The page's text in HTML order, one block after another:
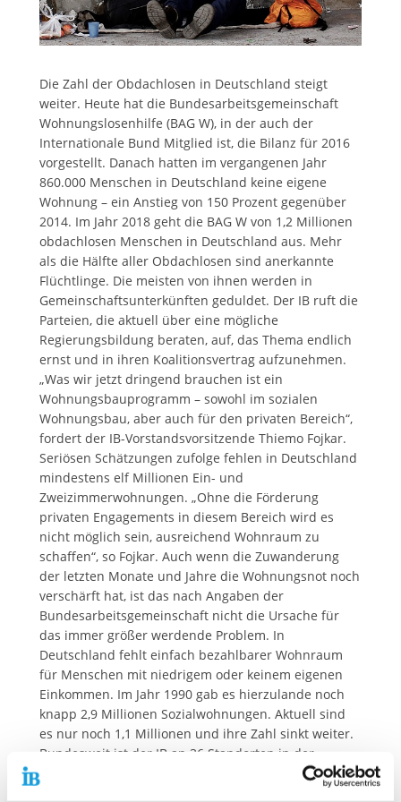
Die Zahl der Obdachlosen in Deutschland steigt
weiter. Heute hat die Bundesarbeitsgemeinschaft
Wohnungslosenhilfe (BAG W), in der auch der
Internationale Bund Mitglied ist, die Bilanz für 2016
vorgestellt. Danach hatten im vergangenen Jahr
860.000 Menschen in Deutschland keine eigene
Wohnung – ein Anstieg von 150 Prozent gegenüber
2014. Im Jahr 2018 geht die BAG W von 1,2 Millionen
obdachlosen Menschen in Deutschland aus. Mehr
als die Hälfte aller Obdachlosen sind anerkannte
Flüchtlinge. Die meisten von ihnen werden in
Gemeinschaftsunterkünften geduldet. Der IB ruft die
Parteien, die aktuell über eine mögliche
Regierungsbildung beraten, auf, das Thema endlich
ernst und in ihren Koalitionsvertrag aufzunehmen.
„Was wir jetzt dringend brauchen ist ein
Wohnungsbauprogramm – sowohl im sozialen
Wohnungsbau, aber auch für den privaten Bereich“,
fordert der IB-Vorstandsvorsitzende Thiemo Fojkar.
Seriösen Schätzungen zufolge fehlen in Deutschland
mindestens elf Millionen Ein- und
Zweizimmerwohnungen. „Ohne die Förderung
privaten Engagements in diesem Bereich wird es
nicht möglich sein, ausreichend Wohnraum zu
schaffen“, so Fojkar. Auch wenn die Zuwanderung
der letzten Monate und Jahre die Wohnungsnot noch
verschärft hat, ist das nach Angaben der
Bundesarbeitsgemeinschaft nicht die Ursache für
das immer größer werdende Problem. In
Deutschland fehlt einfach bezahlbarer Wohnraum
für Menschen mit niedrigem oder keinem eigenen
Einkommen. Im Jahr 1990 gab es hierzulande noch
knapp 2,9 Millionen Sozialwohnungen. Aktuell sind
es nur noch 1,1 Millionen und ihre Zahl sinkt weiter.
Bundesweit ist der IB an 36 Standorten in der
Wohnungslosenhilfe aktiv, aktuell startet außerdem